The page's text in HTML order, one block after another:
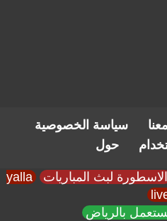
سياسة الخصوصية
حول
لبث المباريات yalla
بالرياض